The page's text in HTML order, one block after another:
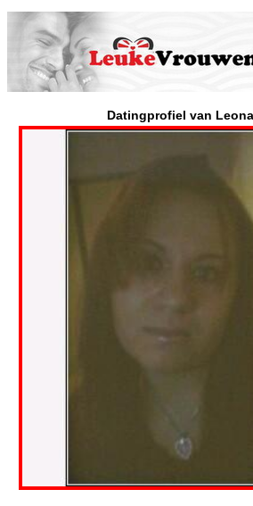
Datingprofiel van